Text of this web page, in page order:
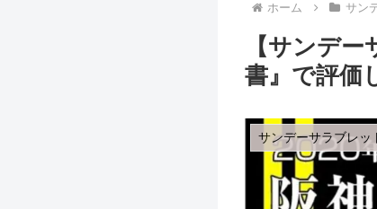
ホーム サン
【サンデ
書』で評価
サンデーサラブレッ